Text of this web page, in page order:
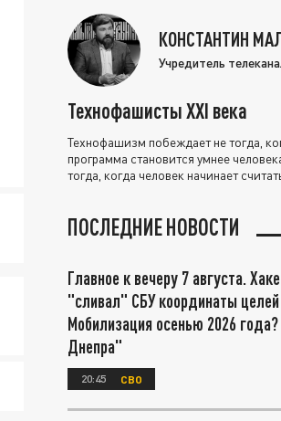
КОНСТАНТИН
Учредитель
Технофашисты XXI века
Технофашизм побеждает не тогда,
программа становится умнее
тогда, когда человек начинает
ПОСЛЕДНИЕ НОВОСТИ
Главное к вечеру 7 августа.
"сливал" СБУ координаты
Мобилизация осенью 2026
Днепра"
20:45 СВО